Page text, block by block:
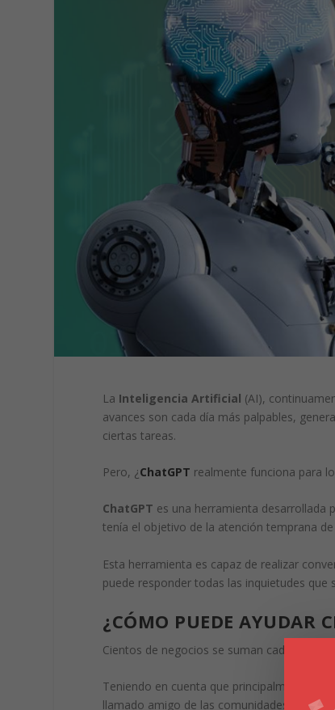
La Inteligencia Artificial (AI),
avances son cada día más palpables,
ciertas tareas.
Pero, ¿ChatGPT realmente funciona para
ChatGPT es una herramienta desarrollada
tenía el objetivo de la atención temprana
Esta herramienta es capaz de realizar
puede responder todas las inquietudes
¿CÓMO PUEDE AYUDAR
Cientos de negocios se suman cada día al
Teniendo en cuenta que principalmente
llamado amigo de las comunidades, el